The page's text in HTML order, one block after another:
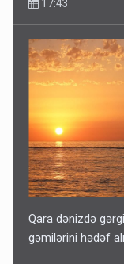
17:43
Qara dənizdə
gəmilərini hədəf